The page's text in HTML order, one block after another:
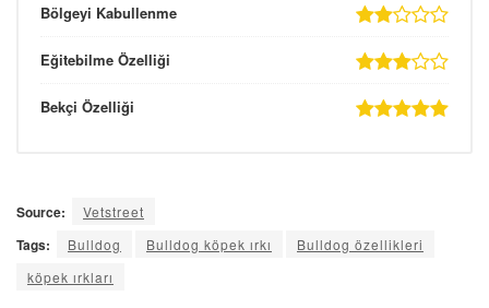
Bölgeyi Kabullenme
Eğitebilme Özelliği
Bekçi Özelliği
Source: Vetstreet
Tags: Bulldog Bulldog köpek ırkı
Bulldog özellikleri
köpek ırkları